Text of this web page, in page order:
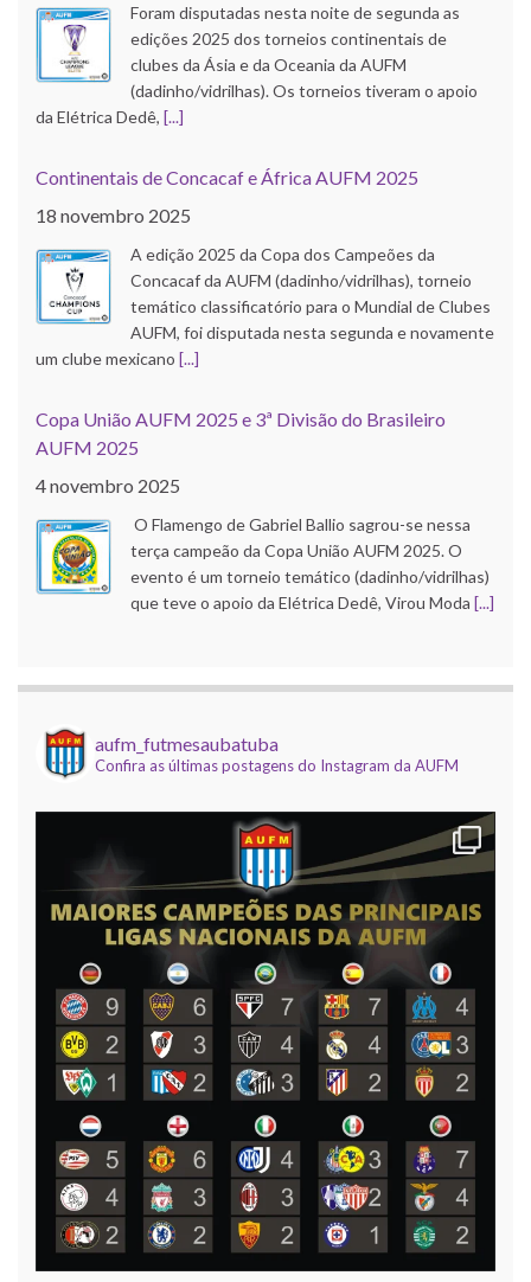
Foram disputadas nesta noite de segunda as
edições 2025 dos torneios continentais de
clubes da Ásia e da Oceania da AUFM
(dadinho/vidrilhas). Os torneios tiveram o apoio
da Elétrica Dedê, [...]
Continentais de Concacaf e África AUFM 2025
18 novembro 2025
A edição 2025 da Copa dos Campeões da
Concacaf da AUFM (dadinho/vidrilhas), torneio
temático classificatório para o Mundial de Clubes
AUFM, foi disputada nesta segunda e novamente
um clube mexicano [...]
Copa União AUFM 2025 e 3ª Divisão do Brasileiro
AUFM 2025
4 novembro 2025
O Flamengo de Gabriel Ballio sagrou-se nessa
terça campeão da Copa União AUFM 2025. O
evento é um torneio temático (dadinho/vidrilhas)
que teve o apoio da Elétrica Dedê, Virou Moda [...]
O Corinthians de Róbson Pinho faturou a edição
2025 da Copa do Brasil AUFM (dadinho/vidrilhas).
Dedê, Uba Inox e Virou Moda, e[...]
Mundial de Clubes AUFM 2025
9 dezembro 2025
Foi realizada na noite desta segunda, 8 de
dezembro, o encerramento da temporada
temática (dadinho/vidrilhas) da AUFM, com a
realização da 12ª edição do nosso Campeonato
Mundial de Clubes, com [...]
aufm_futmesaubatuba
Confira as últimas postagens do Instagram da AUFM